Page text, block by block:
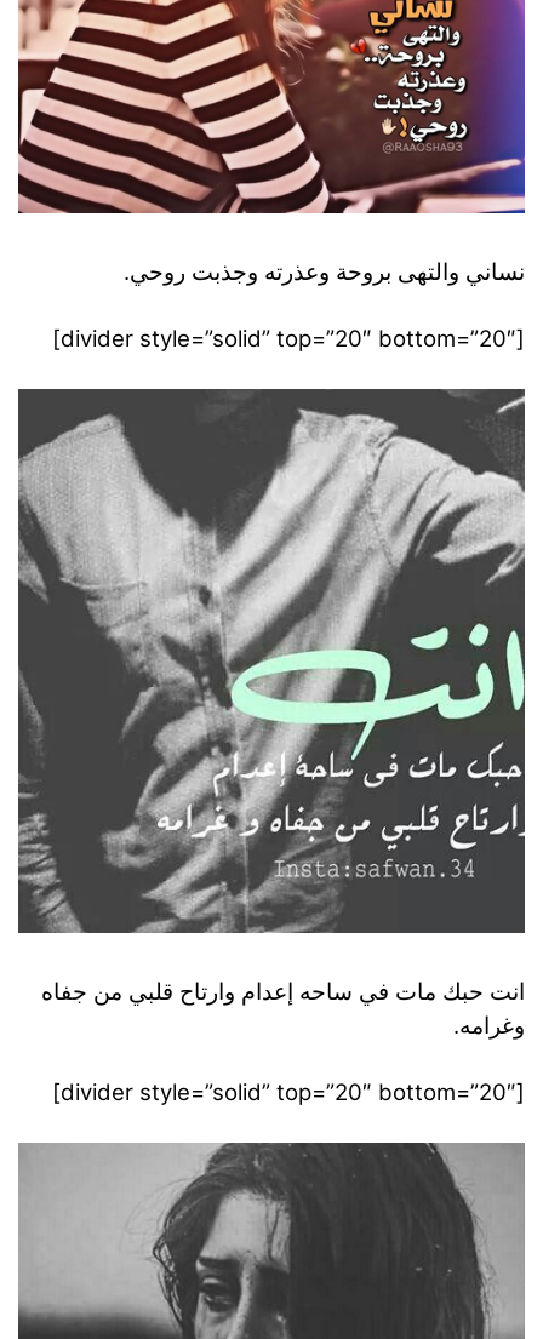
نساني والتهى بروحة وعذرته وجذبت روحي.
[divider style=”solid” top=”20″ bottom=”20″]
انت حبك مات في ساحه إعدام وارتاح قلبي من جفاه
وغرامه.
[divider style=”solid” top=”20″ bottom=”20″]